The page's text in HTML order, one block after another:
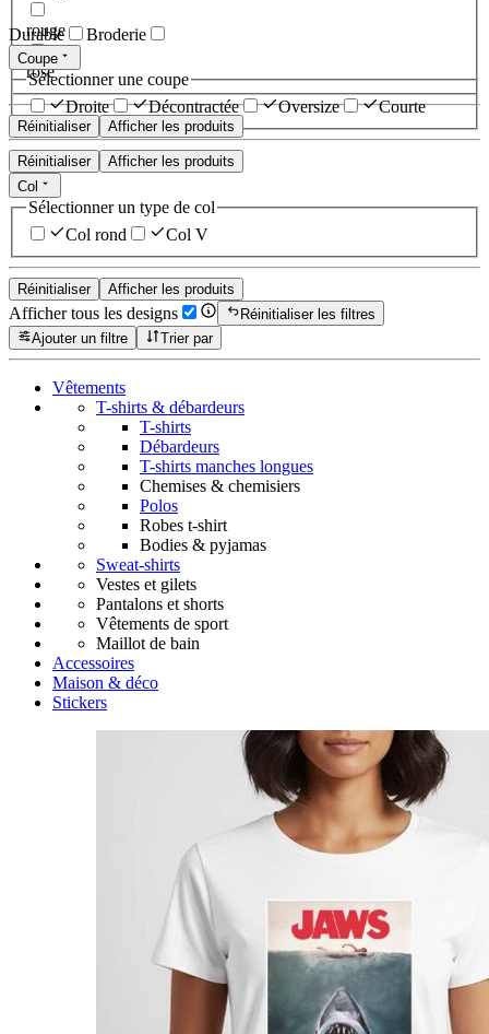
rouge
rose
Réinitialiser Afficher les produits
Durable Broderie
Coupe
Sélectionner une coupe
Droite
Décontractée Oversize Courte
Réinitialiser
Afficher les produits
Col
Sélectionner un type de col
Col rond
Col V
Réinitialiser Afficher les produits
Afficher tous les designs
Réinitialiser les filtres
Ajouter un filtre
Trier par
Vêtements
T-shirts & débardeurs
T-shirts
Débardeurs
T-shirts manches longues
Chemises & chemisiers
Polos
Robes t-shirt
Bodies & pyjamas
Sweat-shirts
Vestes et gilets
Pantalons et shorts
Vêtements de sport
Maillot de bain
Accessoires
Maison & déco
Stickers